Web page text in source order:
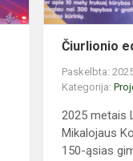
Čiurlionio
Paskelbta:
Kategorija:
2025 metais
Mikalojaus
150-ąsias